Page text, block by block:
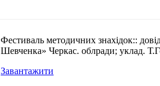
Фестиваль методичних знахідок::
Шевченка» Черкас. облради; уклад.
Завантажити